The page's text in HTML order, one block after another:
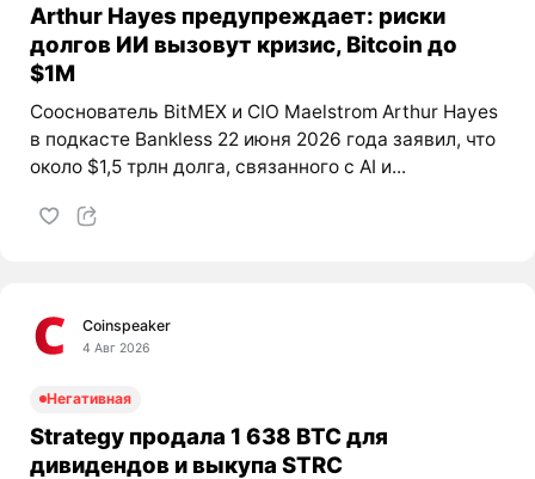
Arthur Hayes предупреждает: риски
долгов ИИ вызовут кризис, Bitcoin до
$1M
Сооснователь BitMEX и CIO Maelstrom Arthur Hayes
в подкасте Bankless 22 июня 2026 года заявил, что
около $1,5 трлн долга, связанного с AI и...
Coinspeaker
4 Авг 2026
Негативная
Strategy продала 1 638 BTC для
дивидендов и выкупа STRC